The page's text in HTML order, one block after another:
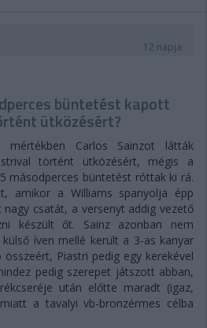
12 napja
büntetést kapott
ütközésért?
Carlos Sainzot látták
történt ütközésért, mégis a
másodperces büntetést róttak ki rá.
amikor a Williams spanyolja épp
csatát, a versenyt addig vezető
készült őt. Sainz azonban nem
íven mellé került a 3-as kanyar
Piastri pedig egy kerekével
pedig szerepet játszott abban,
után előtte maradt (igaz,
a tavalyi vb-bronzérmes célba